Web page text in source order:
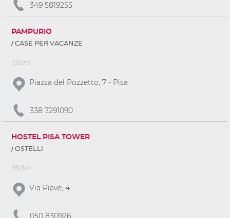
349 5819255
PAMPURIO
CASE PER VACANZE
130m
Piazza del Pozzetto, 7 - Pisa
338 7291090
HOSTEL PISA TOWER
OSTELLI
180m
Via Piave, 4
050 830926